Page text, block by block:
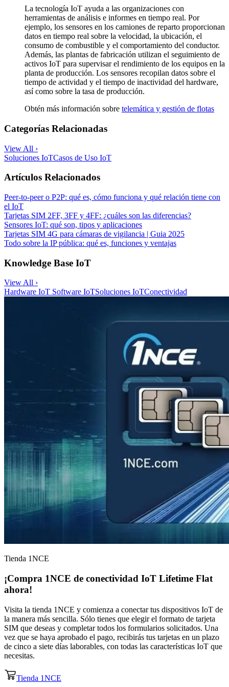
La tecnología IoT ayuda a las organizaciones con
herramientas de análisis e informes en tiempo real. Por
ejemplo, los sensores en los camiones de reparto proporcionan
datos en tiempo real sobre la velocidad, la ubicación, el
consumo de combustible y el comportamiento del conductor.
Además, las plantas de fabricación utilizan el seguimiento de
activos IoT para supervisar el rendimiento de los equipos en la
planta de producción. Los sensores recopilan datos sobre el
tiempo de actividad y el tiempo de inactividad del hardware,
así como sobre la tasa de producción.
Obtén más información sobre telemática y gestión de flotas
Categorías Relacionadas
View All ›
Soluciones IoTCasos de Uso IoT
Artículos Relacionados
Peer-to-peer o P2P: qué es, cómo funciona y qué relación tiene con
el IoT
Tarjetas SIM 2FF, 3FF y 4FF: ¿cuáles son las diferencias?
Sensores IoT: qué son, tipos y aplicaciones
Tarjetas SIM 4G para cámaras de vigilancia | Guia 2025
Todo sobre la IP pública: qué es, funciones y ventajas
Knowledge Base IoT
View All ›
Hardware IoT Software IoTSoluciones IoTConectividad
Tienda 1NCE
¡Compra 1NCE de conectividad IoT Lifetime Flat
ahora!
Visita la tienda 1NCE y comienza a conectar tus dispositivos IoT de
la manera más sencilla. Sólo tienes que elegir el formato de tarjeta
SIM que deseas y completar todos los formularios solicitados. Una
vez que se haya aprobado el pago, recibirás tus tarjetas en un plazo
de cinco a siete días laborables, con todas las características IoT que
necesitas.
Tienda 1NCE